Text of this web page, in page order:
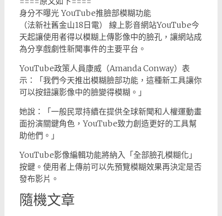
身分不曝光 YouTube推臉部模糊功能
（法新社舊金山18日電） 線上影音網站YouTube今
天起讓使用者得以模糊上傳影像中的臉孔，讓網站成
為分享戲劇性新聞事件的主要平台。
YouTube政策人員康威（Amanda Conway）表
示：「我們今天推出模糊臉部功能，這種新工具讓你
可以按鈕讓影像中的臉變得模糊。」
她說：「一般民眾持續在提供全球新聞和人權運動畫
面扮演關鍵角色，YouTube致力創造更好的工具幫
助他們。」
YouTube影像編輯功能將納入「全部臉孔模糊化」
按鍵。使用者上傳前可以先預覽模糊效果再決定是否
發布影片。
隨機文章